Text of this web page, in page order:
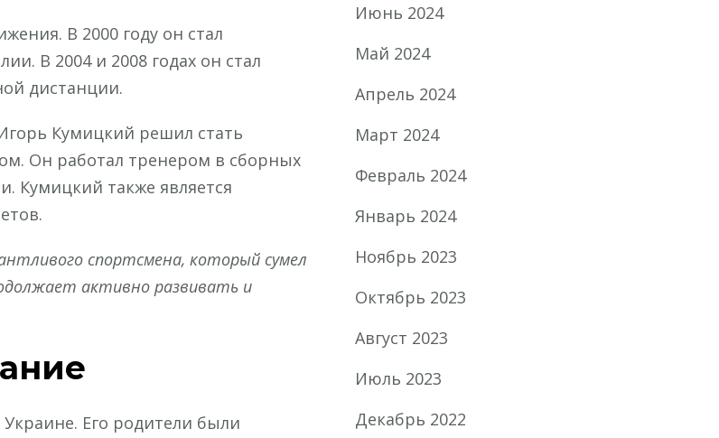
В 2000 году он стал
В 2004 и 2008 годах он стал
дистанции.
Кумицкий решил стать
Он работал тренером в сборных
Кумицкий также является
спортсмена, который сумел
активно развивать и
Его родители были
Июнь 2024
Май 2024
Апрель 2024
Март 2024
Февраль 2024
Январь 2024
Ноябрь 2023
Октябрь 2023
Август 2023
Июль 2023
Декабрь 2022